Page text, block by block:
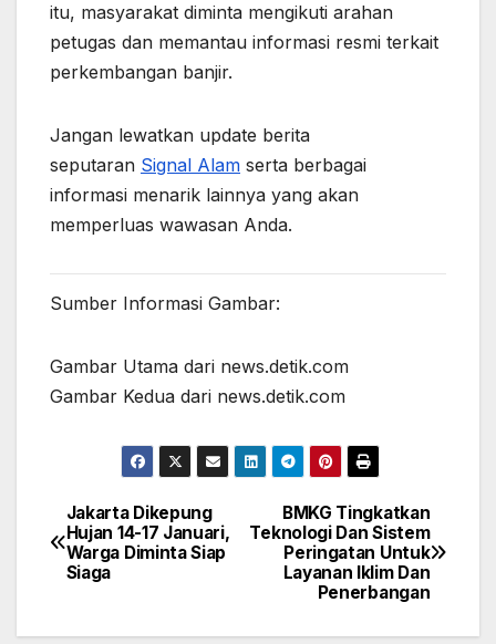
itu, masyarakat diminta mengikuti arahan
petugas dan memantau informasi resmi terkait
perkembangan banjir.
Jangan lewatkan update berita
seputaran Signal Alam serta berbagai
informasi menarik lainnya yang akan
memperluas wawasan Anda.
Sumber Informasi Gambar:
Gambar Utama dari news.detik.com
Gambar Kedua dari news.detik.com
Post
navigation
BMKG Tingkatkan
Teknologi Dan Sistem
Peringatan Untuk
Layanan Iklim Dan
Penerbangan
Jakarta Dikepung
Hujan 14-17 Januari,
Warga Diminta Siap
Siaga